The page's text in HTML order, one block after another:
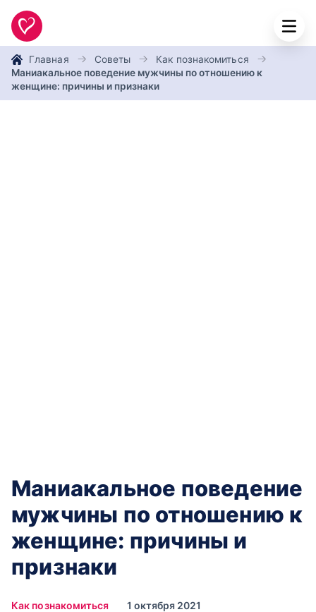
Главная Советы
Как познакомиться
Маниакальное поведение мужчины по отношению к
женщине: причины и признаки
Маниакальное поведение
мужчины по отношению к
женщине: причины и
признаки
Как познакомиться
1 октября 2021